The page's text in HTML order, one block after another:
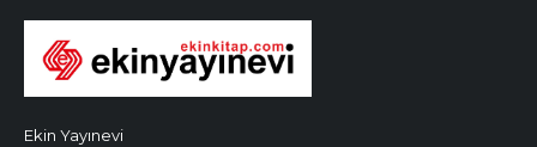
Ekin Yayınevi